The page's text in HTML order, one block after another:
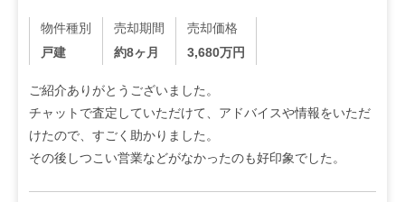
物件種別
戸建
売却期間
約8ヶ月
売却価格
3,680万円
ご紹介ありがとうございました。
チャットで査定していただけて、アドバイスや情報をいただ
けたので、すごく助かりました。
その後しつこい営業などがなかったのも好印象でした。